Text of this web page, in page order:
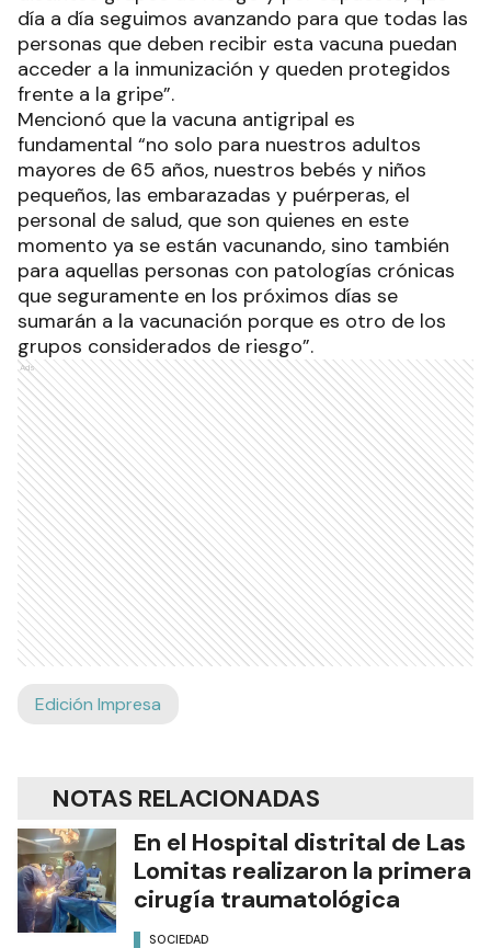
día a día seguimos avanzando para que todas las
personas que deben recibir esta vacuna puedan
acceder a la inmunización y queden protegidos
frente a la gripe”.
Mencionó que la vacuna antigripal es
fundamental “no solo para nuestros adultos
mayores de 65 años, nuestros bebés y niños
pequeños, las embarazadas y puérperas, el
personal de salud, que son quienes en este
momento ya se están vacunando, sino también
para aquellas personas con patologías crónicas
que seguramente en los próximos días se
sumarán a la vacunación porque es otro de los
grupos considerados de riesgo”.
Ads
Edición Impresa
NOTAS RELACIONADAS
En el Hospital distrital de Las
Lomitas realizaron la primera
cirugía traumatológica
SOCIEDAD